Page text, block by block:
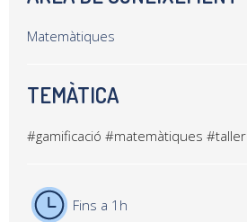
Matemàtiques
TEMÀTICA
#gamificació #matemàtiques #taller
Fins a 1h